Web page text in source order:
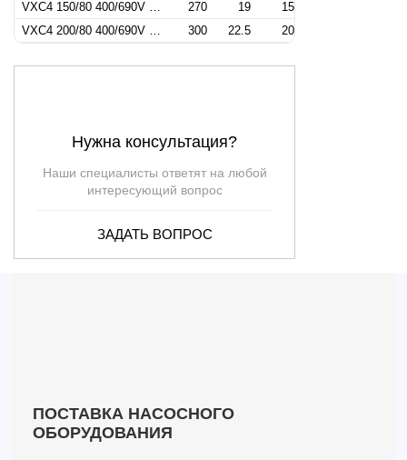
VXC4 150/80 400/690V 50Hz
270 19
15
VXC4 200/80 400/690V 50Hz
300 22.5 20
Нужна консультация?
Наши специалисты ответят на любой
интересующий вопрос
ЗАДАТЬ ВОПРОС
ПОСТАВКА НАСОСНОГО
ОБОРУДОВАНИЯ